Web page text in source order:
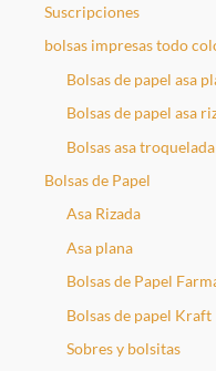
Suscripciones
bolsas impresas todo
Bolsas de papel asa
Bolsas de papel asa
Bolsas asa
Bolsas de Papel
Asa Rizada
Asa plana
Bolsas de Papel
Bolsas de papel Kraft
Sobres y bolsitas